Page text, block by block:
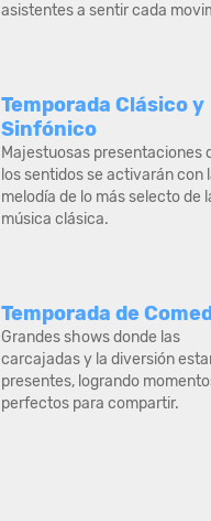
asistentes a sentir cada
Temporada Clásico y
Sinfónico
Majestuosas presentaciones
los sentidos se activarán con
melodía de lo más selecto de
música clásica.
Temporada de
Grandes shows donde las
carcajadas y la diversión
presentes, logrando
perfectos para compartir.